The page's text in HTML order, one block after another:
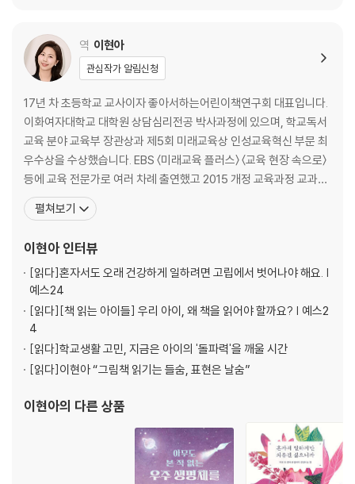
역 이현아
관심작가 알림신청
17년 차 초등학교 교사이자 좋아서하는어린이책연구회 대표입니다.
이화여자대학교 대학원 상담심리전공 박사과정에 있으며, 학교독서
교육 분야 교육부 장관상과 제5회 미래교육상 인성교육혁신 부문 최
우수상을 수상했습니다. EBS 〈미래교육 플러스〉 〈교육 현장 속으로〉
등에 교육 전문가로 여러 차례 출연했고 2015 개정 교육과정 교과서
를 집필했습니다. 국립어린이청소년도서관, 국립현대미술관 등 주요
기관에서 강의해 왔으며, 아이스크림 연수원 등에서 진행한 베스트
왔습니다. 어린이의 말과 삶을 오랫동안 기록하며 학생, 교사,
펼쳐보기
이현아인터뷰
[읽다]혼자서도 오래 건강하게 일하려면 고립에서 벗어나야 해요. |
예스24
[읽다] [책 읽는 아이들] 우리 아이, 왜 책을 읽어야 할까요? | 예스2
4
[읽다]학교생활 고민, 지금은 아이의 '돌파력'을 깨울 시간
[읽다] 이현아 “그림책 읽기는 들숨, 표현은 날숨”
이현아의 다른 상품